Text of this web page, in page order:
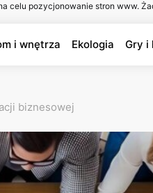
celu pozycjonowanie stron www.
i wnętrza Ekologia Gry i
biznesowej